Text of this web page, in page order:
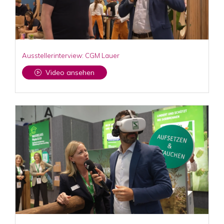
Ausstellerinterview: CGM Lauer
Video ansehen